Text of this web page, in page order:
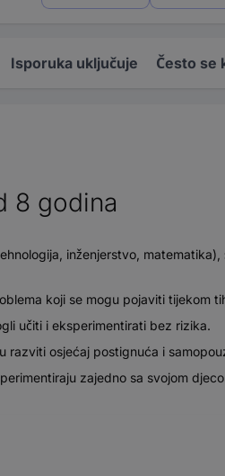
Isporuka uključuje Često se
8 godina
inženjerstvo,
koji se mogu pojaviti tijekom
učiti i eksperimentirati bez rizika.
osjećaj postignuća i
zajedno sa svojom